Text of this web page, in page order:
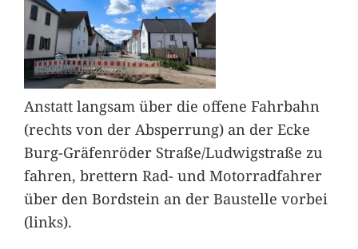
Anstatt langsam über die offene Fahrbahn
(rechts von der Absperrung) an der Ecke
Burg-Gräfenröder Straße/Ludwigstraße zu
fahren, brettern Rad- und Motorradfahrer
über den Bordstein an der Baustelle vorbei
(links).